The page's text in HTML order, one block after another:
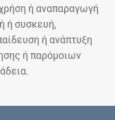
ή αναπαραγωγή
ή συσκευή,
ή ανάπτυξη
ή παρόμοιων